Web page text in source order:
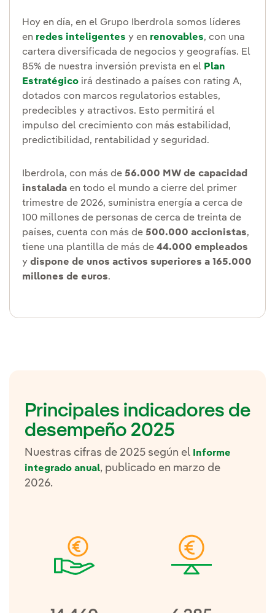
Hoy en día, en el Grupo Iberdrola somos líderes
en redes inteligentes y en renovables, con una
cartera diversificada de negocios y geografías. El
85% de nuestra inversión prevista en el Plan
Estratégico irá destinado a países con rating A,
dotados con marcos regulatorios estables,
predecibles y atractivos. Esto permitirá el
impulso del crecimiento con más estabilidad,
predictibilidad, rentabilidad y seguridad.
Iberdrola, con más de 56.000 MW de capacidad
instalada en todo el mundo a cierre del primer
trimestre de 2026, suministra energía a cerca de
100 millones de personas de cerca de treinta de
países, cuenta con más de 500.000 accionistas,
tiene una plantilla de más de 44.000 empleados
y dispone de unos activos superiores a 165.000
millones de euros.
Principales indicadores de
desempeño 2025
Nuestras cifras de 2025 según el
Informe
integrado anual, publicado en marzo de
2026.